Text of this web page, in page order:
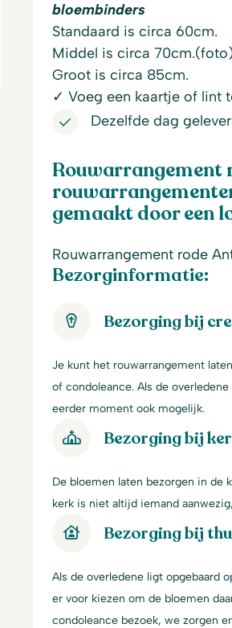
bloembinders
Standaard is circa 60cm.
Middel is circa
Groot is circa 85cm.
✓ Voeg een kaartje of lint
Dezelfde dag
Rouwarrangement
gemaakt door een
Rouwarrangement rode
Bezorginformatie:
Bezorging bij
Je kunt het rouwarrangement
of condoleance. Als de
eerder moment ook mogelijk.
Bezorging bij
De bloemen laten bezorgen in de
kerk is niet altijd iemand
Bezorging bij
Als de overledene ligt opgebaard
er voor kiezen om de bloemen
condoleance bezoek, we zorgen